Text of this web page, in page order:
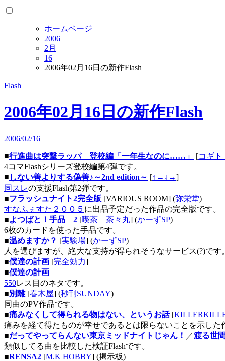
ホームページ
2006
2月
16
2006年02月16日の新作Flash
Flash
2006年02月16日の新作Flash
2006/02/16
■行進曲は突撃ラッパ 登校編「一年生なのに……」 [コギ
4コマFlashシリーズ登校編第4弾です。
■ しない善よりする偽善♪～2nd edition～ [↑←↓→]
同スレの支援Flash第2弾です。
■フラッシュナイト2完全版 [VARIOUS ROOM] (弥栄堂)
すなふぇすた２００５ に出品予定だった作品の完全版です。
■よつばと！手品 2 [喫茶 茶々丸] (かーずSP)
6枚のカードを使った手品です。
■温めますか？ [実験場] (かーずSP)
人を選びますが、絶大な支持が得られそうなサービス(?)です
■僕達の計画 [完全効力]
■僕達の計画
550レス目のネタです。
■別離[春木屋] (秒刊SUNDAY)
同曲のPV作品です。
■痛みなくして得られる物はない、というお話[
痛みを経て得たものが幸せであるとは限らないことを示した
■だってやってらんない東京ミッドナイトじゃん！ ／渡る世
類似してる曲を比較した検証Flashです。
■RENSA2 [M.K HOBBY] (掲示板)